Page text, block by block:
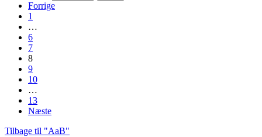
Forrige
1
…
6
7
8
9
10
…
13
Næste
Tilbage til "AaB"